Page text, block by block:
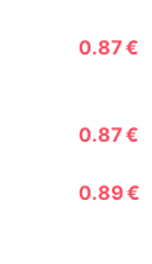
0.87 €
0.87 €
0.89 €